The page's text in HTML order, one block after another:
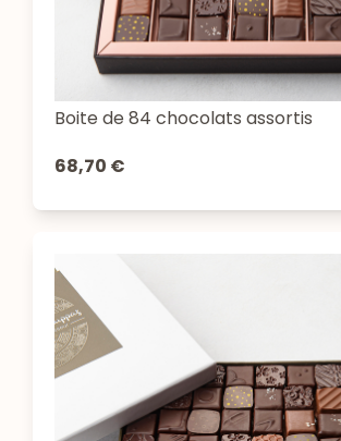
Boite de 84 chocolats assortis
68,70 €